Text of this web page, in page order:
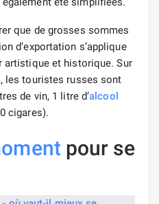
que de grosses sommes
d’exportation s’applique
artistique et historique. Sur
les touristes russes sont
de vin, 1 litre d’alcool
cigares).
pour se